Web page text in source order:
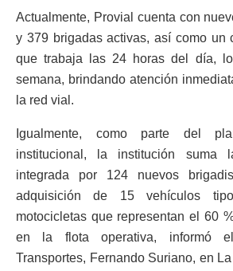
Actualmente, Provial cuenta con
y 379 brigadas activas, así como un
que trabaja las 24 horas del día,
semana, brindando atención
la red vial.
Igualmente, como parte del
institucional, la institución suma
integrada por 124 nuevos
adquisición de 15 vehículos
motocicletas que representan el 60
en la flota operativa, informó
Transportes, Fernando Suriano, en